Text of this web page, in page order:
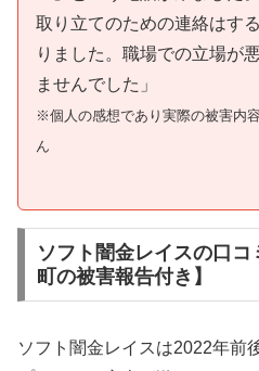
取り立てのための連絡はす
りました。職場での立場が
ませんでした」
※個人の感想であり実際の被害内
ん
ソフト闇金レイスの口コ
町の被害報告付き】
ソフト闇金レイスは2022年前